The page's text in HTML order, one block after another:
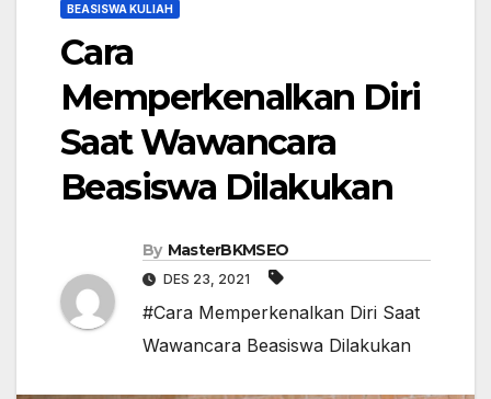
BEASISWA KULIAH
Cara
Memperkenalkan Diri
Saat Wawancara
Beasiswa Dilakukan
By MasterBKMSEO
DES 23, 2021
#Cara Memperkenalkan Diri Saat
Wawancara Beasiswa Dilakukan